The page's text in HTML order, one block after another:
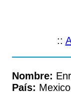
::
Nombre:
País: Mexico